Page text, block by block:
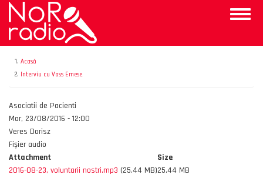
Mergi
conţinutul
principal
Toggle
Acasă
Interviu cu Vass Emese
Emisiunea
Asociatii de Pacienti
Data
Mar, 23/08/2016 - 12:00
Autor
Veres Dorisz
Fișier audio
Attachment
Size
2016-08-23, voluntarii nostri.mp3 (25.44 MB)25.44 MB